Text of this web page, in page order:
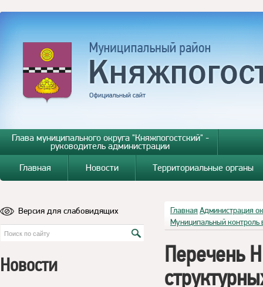
Глава муниципального округа "Княжпогостский" -
руководитель администрации
Главная
Новости Территориальные органы
Версия для слабовидящих
Новости
Главная Администрация
Муниципальный контроль
Перечень